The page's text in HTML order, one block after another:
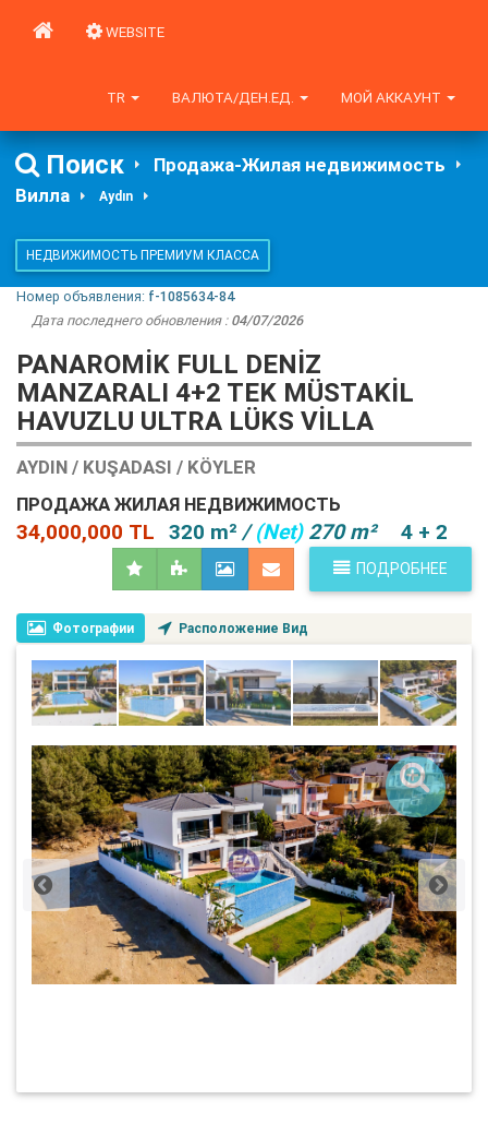
WEBSITE
МОЙ АККАУНТ
ВАЛЮТА/ДЕН.ЕД.
TR
Поиск
Продажа-Жилая недвижимость
Вилла
Aydın
НЕДВИЖИМОСТЬ ПРЕМИУМ КЛАССА
Номер объявления: f-1085634-84
Дата последнего обновления :04/07/2026
PANAROMİK FULL DENİZ
MANZARALI 4+2 TEK MÜSTAKİL
HAVUZLU ULTRA LÜKS VİLLA
AYDIN / KUŞADASI / KÖYLER
ПРОДАЖА ЖИЛАЯ НЕДВИЖИМОСТЬ
34,000,000 TL 320 m² /(Net)270 m² 4 + 2
ПОДРОБНЕЕ
Фотографии Расположение Вид